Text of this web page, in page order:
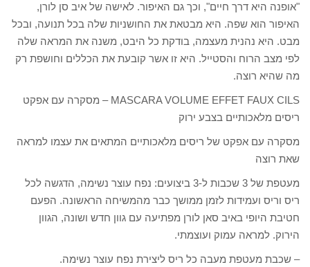
"אופנה היא דרך חיים", וכך גם האיפור. לאישה של איב סן לורן,
האיפור הוא שפה. היא מבטאת את החושניות שלה בכל תנועה, ובכל
מבט. היא נהנית מעצמה, בודקת כל היבט, משנה את המראה שלה
לפי מצב הרוח והסטייל. היא זו אשר קובעת את הכללים וחושפת רק
מה שהיא רוצה.
MASCARA VOLUME EFFET FAUX CILS – מסקרה עם אפקט
ריסים מלאכותיים בצבע ירוק
מסקרה עם אפקט של ריסים מלאכותיים המתאים את עצמו למראה
שאת רוצה
מעטפת של 3 שכבות ל-3 ביצועים: נפח עוצר נשימה, הדגשה לכל
ריס וריס ועמידות לזמן ממושך כבר מהמשיחה הראשונה. הפעם
חטיבת היופי באיב סאן לורן מפתיעה עם גוון חדש ושונה, הגוון
הירוק. למראה עמוק ועוצמתי.
– שכבת מעטפת מעבה כל ריס ליצירת נפח עוצר נשימה.